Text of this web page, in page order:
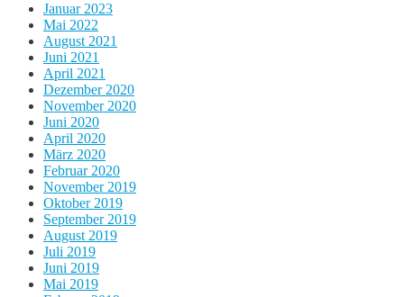
Januar 2023
Mai 2022
August 2021
Juni 2021
April 2021
Dezember 2020
November 2020
Juni 2020
April 2020
März 2020
Februar 2020
November 2019
Oktober 2019
September 2019
August 2019
Juli 2019
Juni 2019
Mai 2019